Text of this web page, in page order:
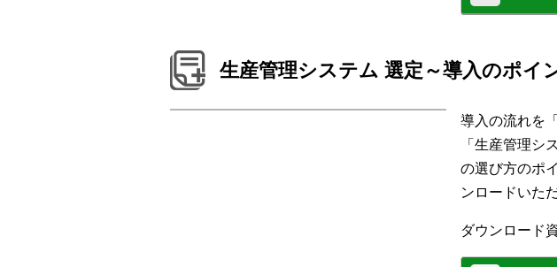
生産管理システム 選定～導入のポイ
導入の流れを
「生産管理シ
の選び方のポ
ンロードいた
ダウンロード